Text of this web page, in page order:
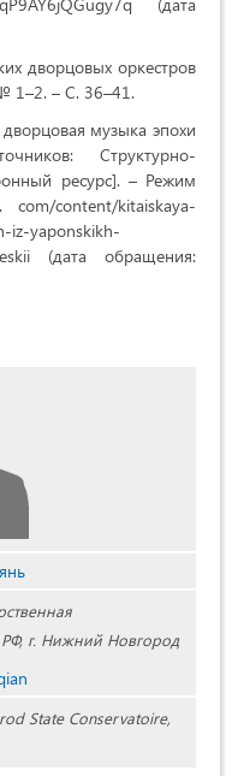
дворцовых оркестров
1–2. – С. 36–41.
музыка эпохи
Структурно-
ресурс]. – Режим
com/content/kitaiskaya-
iz-yaponskikh-
(дата обращения:
г. Нижний Новгород
State Conservatoire,